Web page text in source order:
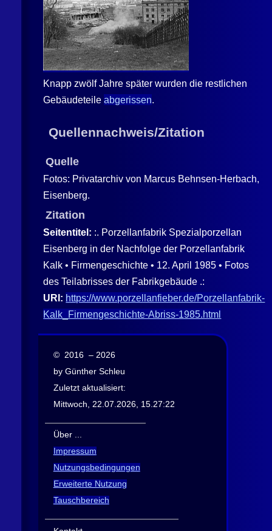
Knapp zwölf Jahre später wurden die restlichen
Gebäudeteileabgerissen.
Quellennachweis/Zitation
Quelle
Fotos: Privatarchiv von Marcus Behnsen-Herbach,
Eisenberg.
Zitation
Seitentitel: :. Porzellanfabrik Spezialporzellan
Eisenberg in der Nachfolge der Porzellanfabrik
Kalk • Firmengeschichte • 12. April 1985 • Fotos
des Teilabrisses der Fabrikgebäude .:
URI: https://www.porzellanfieber.de/Porzellanfabrik-
Kalk_Firmengeschichte-Abriss-1985.html
© 2016 – 2026
by Günther Schleu
Zuletzt aktualisiert:
Mittwoch, 22.07.2026, 15.27:22
Über ...
Impressum
Nutzungsbedingungen
Erweiterte Nutzung
Tauschbereich